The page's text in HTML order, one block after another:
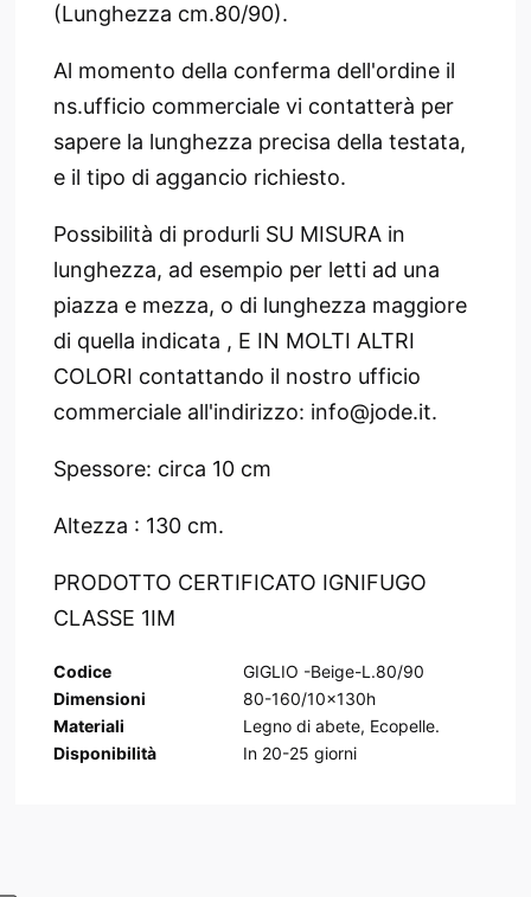
(Lunghezza cm.80/90).
Al momento della conferma dell'ordine il
ns.ufficio commerciale vi contatterà per
sapere la lunghezza precisa della testata,
e il tipo di aggancio richiesto.
Possibilità di produrli SU MISURA in
lunghezza, ad esempio per letti ad una
piazza e mezza, o di lunghezza maggiore
di quella indicata , E IN MOLTI ALTRI
COLORI contattando il nostro ufficio
commerciale all'indirizzo: info@jode.it.
Spessore: circa 10 cm
Altezza : 130 cm.
PRODOTTO CERTIFICATO IGNIFUGO
CLASSE 1IM
Codice
GIGLIO -Beige-L.80/90
Dimensioni
80-160/10x130h
Materiali
Legno di abete, Ecopelle.
Disponibilità
In 20-25 giorni